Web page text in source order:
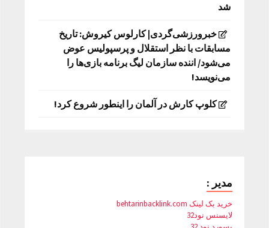
شد
خبرورزشی‌گردی| کارلوس کیروش: تاریخ
مسابقات با نظر استقلال و پرسپولیس عوض
می‌شود/ اننده سازمان لیگ برنامه بازی‌ها را
می‌نویسد!
کلوپ کارش در آلمان را اینطور شروع کرد!
مدیر :
خرید بک لینک behtarinbacklink.com
لایسنس نود32